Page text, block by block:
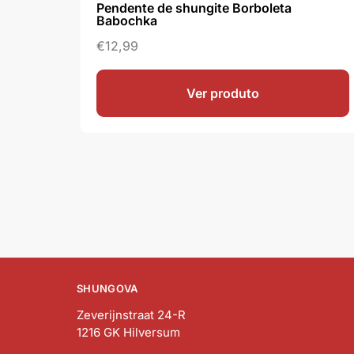
Pendente de shungite Borboleta
Babochka
€12,99
Ver produto
SHUNGOVA
Zeverijnstraat 24-R
1216 GK Hilversum